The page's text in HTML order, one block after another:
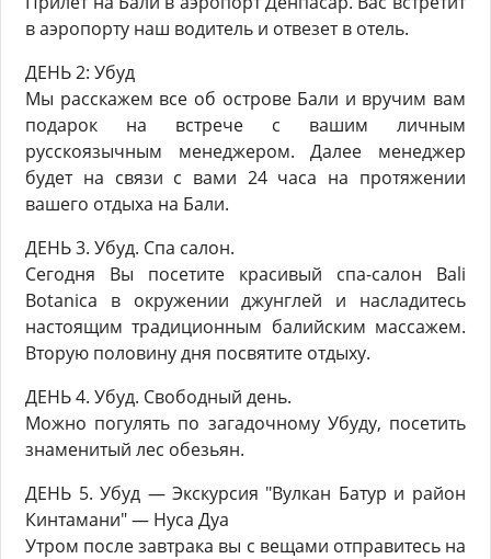
в аэропорту наш водитель и отвезет в отель.
ДЕНЬ 2: Убуд
Мы расскажем все об острове Бали и вручим вам
подарок на встрече с вашим личным
русскоязычным менеджером. Далее менеджер
будет на связи с вами 24 часа на протяжении
вашего отдыха на Бали.
ДЕНЬ 3. Убуд. Спа салон.
Сегодня Вы посетите красивый спа-салон Bali
Botanica в окружении джунглей и насладитесь
настоящим традиционным балийским массажем.
Вторую половину дня посвятите отдыху.
ДЕНЬ 4. Убуд. Свободный день.
Можно погулять по загадочному Убуду, посетить
знаменитый лес обезьян.
ДЕНЬ 5. Убуд — Экскурсия "Вулкан Батур и район
Кинтамани" — Нуса Дуа
Утром после завтрака вы с вещами отправитесь на